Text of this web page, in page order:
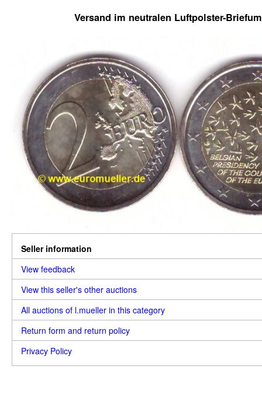
Versand im neutralen Luftpolster-
Seller information
View feedback
View this seller's other auctions
All auctions of l.mueller in this category
Return form and return policy
Privacy Policy